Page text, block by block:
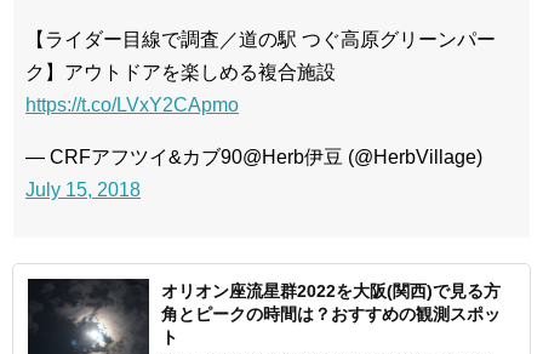
【ライダー目線で調査／道の駅 つぐ高原グリーンパー
ク】アウトドアを楽しめる複合施設
https://t.co/LVxY2CApmo
— CRFアフツイ&カブ90@Herb伊豆 (@HerbVillage)
July 15, 2018
オリオン座流星群2022を大阪(関西)で見る方
角とピークの時間は？おすすめの観測スポッ
ト